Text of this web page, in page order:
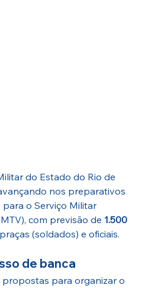
do Estado do Rio de
nos preparativos
o Serviço Militar
com previsão de 1.500
(soldados) e oficiais.
de banca
para organizar o